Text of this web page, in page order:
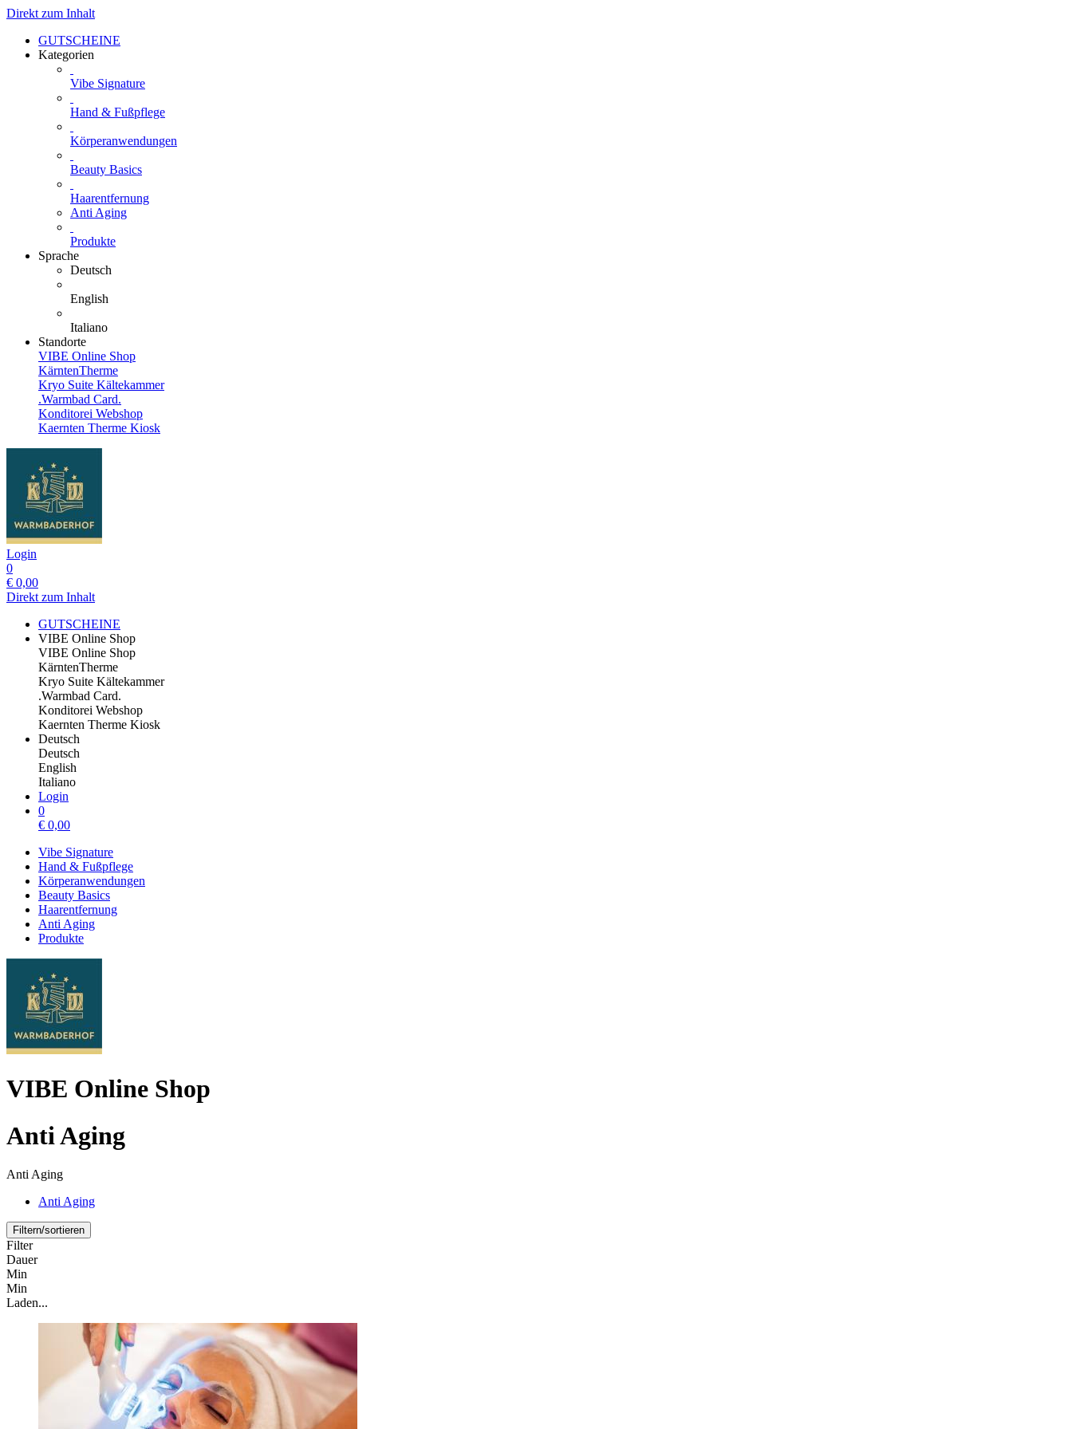
Direkt zum Inhalt
GUTSCHEINE
Kategorien
Vibe Signature
Hand & Fußpflege
Körperanwendungen
Beauty Basics
Haarentfernung
Anti Aging
Produkte
Sprache
Deutsch
English
Italiano
Standorte
VIBE Online Shop
KärntenTherme
Kryo Suite Kältekammer
.Warmbad Card.
Konditorei Webshop
Kaernten Therme Kiosk
Login
0
€ 0,00
Direkt zum Inhalt
GUTSCHEINE
VIBE Online Shop
VIBE Online Shop
KärntenTherme
Kryo Suite Kältekammer
.Warmbad Card.
Konditorei Webshop
Kaernten Therme Kiosk
Deutsch
Deutsch
English
Italiano
Login
0
€ 0,00
Vibe Signature
Hand & Fußpflege
Körperanwendungen
Beauty Basics
Haarentfernung
Anti Aging
Produkte
VIBE Online Shop
Anti Aging
Anti Aging
Anti Aging
Filtern/sortieren
Filter
Dauer
Min
Min
Laden...